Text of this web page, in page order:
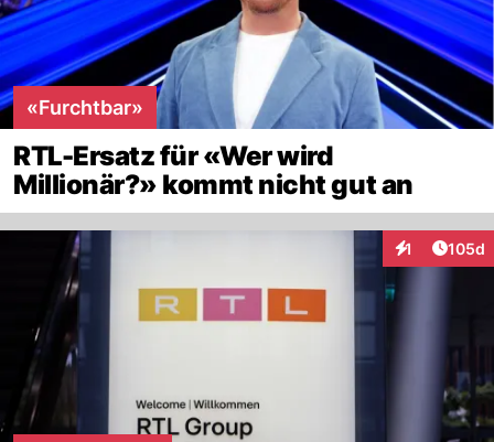
«Furchtbar»
RTL-Ersatz für «Wer wird
Millionär?» kommt nicht gut an
1
Interaktionen
105d